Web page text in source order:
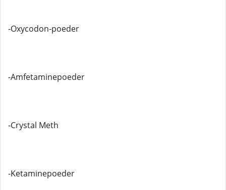
-Oxycodon-poeder
-Amfetaminepoeder
-Crystal Meth
-Ketaminepoeder